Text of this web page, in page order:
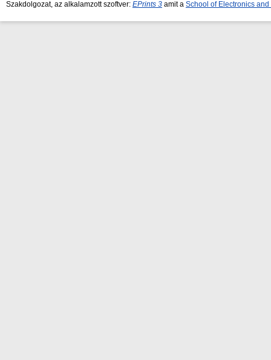
Szakdolgozat, az alkalamzott szoftver: EPrints 3 amit a School of Electronics